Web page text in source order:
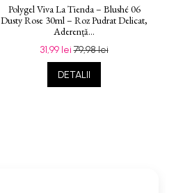
Polygel Viva La Tienda – Blushé 06
Dusty Rose 30ml – Roz Pudrat Delicat,
Aderență...
31,99 lei79,98 lei
DETALII